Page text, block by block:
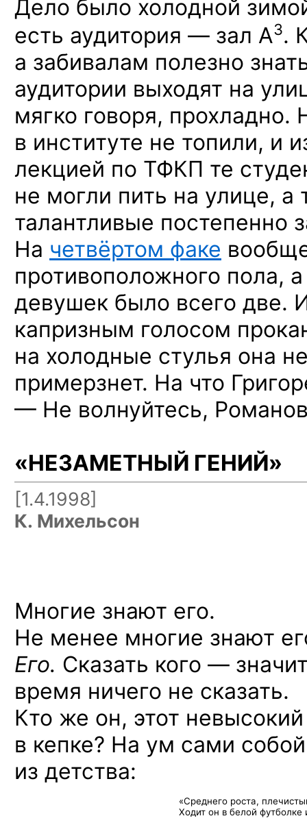
Дело было холодной
есть аудитория — зал А3.
а забивалам полезно
аудитории выходят на
мягко говоря, прохладно.
в институте не топили, и
лекцией по ТФКП те
не могли пить на улице, а
талантливые постепенно
На четвёртом факе
противоположного пола,
девушек было всего две.
капризным голосом
на холодные стулья она
примерзнет. На что
— Не волнуйтесь,
«НЕЗАМЕТНЫЙ ГЕНИЙ»
[1.4.1998]
К. Михельсон
Многие знают его.
Не менее многие знают
Его. Сказать кого —
время ничего не сказать.
Кто же он, этот
в кепке? На ум сами
из детства:
«Среднего роста,
Ходит он в белой футболке